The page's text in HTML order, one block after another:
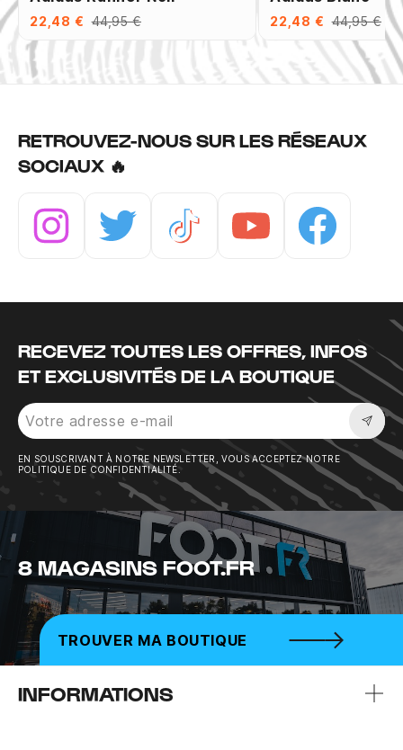
22,48 € 44,95 € 22,48 € 44,95 €
RETROUVEZ-NOUS SUR LES RÉSEAUX
SOCIAUX 🔥
RECEVEZ TOUTES LES OFFRES, INFOS
ET EXCLUSIVITÉS DE LA BOUTIQUE
EN SOUSCRIVANT À NOTRE NEWSLETTER, VOUS ACCEPTEZ NOTRE
POLITIQUE DE CONFIDENTIALITÉ.
8 MAGASINS FOOT.FR
TROUVER MA BOUTIQUE
INFORMATIONS